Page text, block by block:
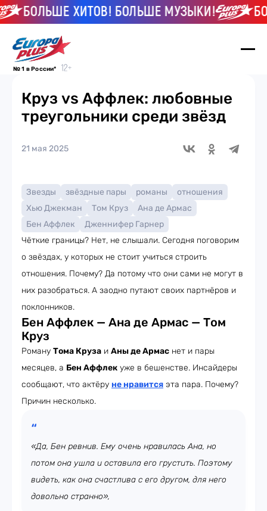
БОЛЬШЕ ХИТОВ! БОЛЬШЕ МУЗЫКИ!
№ 1 в России*
Круз vs Аффлек: любовные
треугольники среди звёзд
21 мая 2025
Звезды звёздные пары романы
отношения
Хью Джекман
Том Круз
Ана де Армас
Бен Аффлек
Дженнифер Гарнер
Чёткие границы? Нет, не слышали. Сегодня поговорим
о звёздах, у которых не стоит учиться строить
отношения. Почему? Да потому что они сами не могут в
них разобраться. А заодно путают своих партнёров и
поклонников.
Бен Аффлек — Ана де Армас — Том
Круз
Роману Тома Круза и Аны де Армас нет и пары
месяцев, а Бен Аффлек уже в бешенстве. Инсайдеры
сообщают, что актёру не нравится эта пара. Почему?
Причин несколько.
«Да, Бен ревнив. Ему очень нравилась Ана, но
потом она ушла и оставила его грустить. Поэтому
видеть, как она счастлива с его другом, для него
довольно странно»,